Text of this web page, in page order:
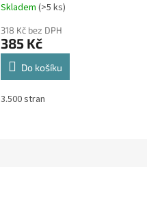
Skladem (>5 ks)
318 Kč bez DPH
385 Kč
Do košíku
3.500 stran